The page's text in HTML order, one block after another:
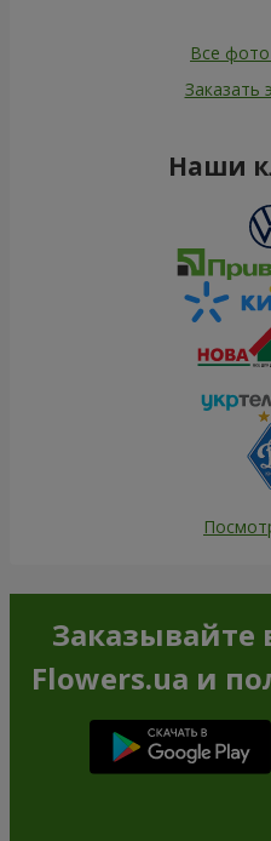
Все
Заказать
Наши
Flowers.ua и